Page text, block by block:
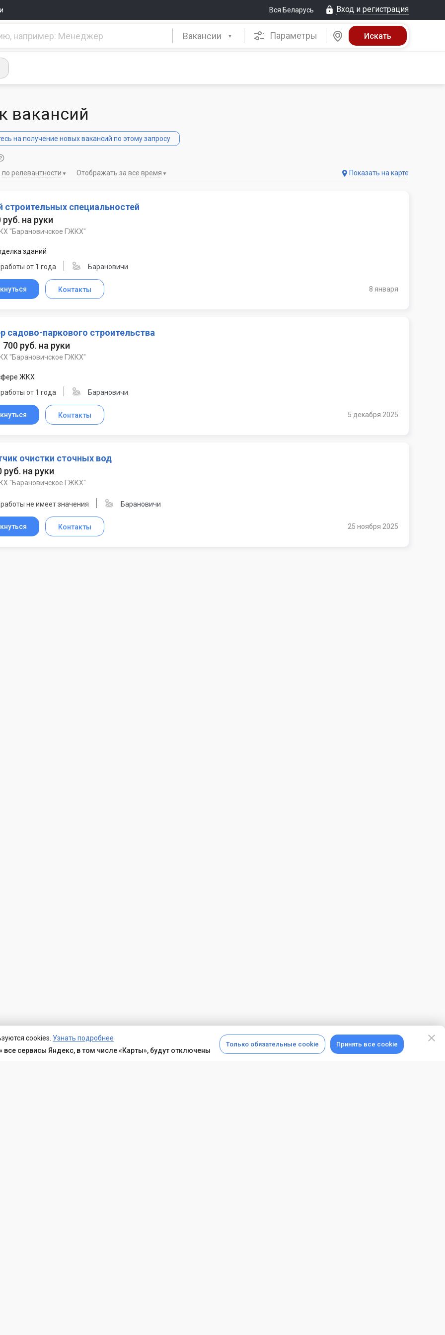
cookies. Узнать подробнее
сервисы Яндекс, в том числе «Карты», будут отключены
Только обязательные cookie Принять все cookie
Вся Беларусь Вход и регистрация
Вакансии Параметры
вакансий
на получение новых вакансий по этому запросу
Показать на карте
по релевантности Отображать за все время
строительных специальностей
руб. на руки
"Барановичское ГЖКХ"
зданий
от 1 года
Барановичи
Контакты 8 января
садово-паркового строительства
700 руб. на руки
"Барановичское ГЖКХ"
ЖКХ
от 1 года
Барановичи
Контакты 5 декабря 2025
очистки сточных вод
руб. на руки
"Барановичское ГЖКХ"
не имеет значения Барановичи
Контакты 25 ноября 2025